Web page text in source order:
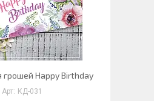
грошей Happy Birthday
КД-031